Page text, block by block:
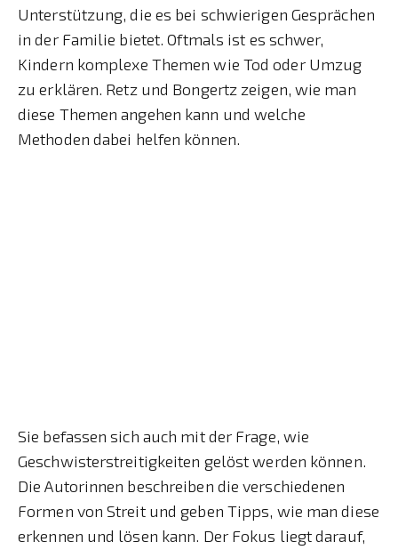
Unterstützung, die es bei schwierigen Gesprächen
in der Familie bietet. Oftmals ist es schwer,
Kindern komplexe Themen wie Tod oder Umzug
zu erklären. Retz und Bongertz zeigen, wie man
diese Themen angehen kann und welche
Methoden dabei helfen können.
Sie befassen sich auch mit der Frage, wie
Geschwisterstreitigkeiten gelöst werden können.
Die Autorinnen beschreiben die verschiedenen
Formen von Streit und geben Tipps, wie man diese
erkennen und lösen kann. Der Fokus liegt darauf,